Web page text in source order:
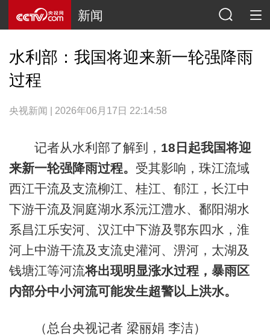
新闻
水利部：我国将迎来新一轮强降雨
过程
央视新闻 | 2026年06月17日 22:14:58
记者从水利部了解到， 18日起我国将迎
来新一轮强降雨过程。 受其影响，珠江流域
西江干流及支流柳江、桂江、郁江，长江中
下游干流及洞庭湖水系沅江澧水、鄱阳湖水
系昌江乐安河、汉江中下游及鄂东四水，淮
河上中游干流及支流史灌河、淠河，太湖及
钱塘江等河流将出现明显涨水过程，暴雨区
内部分中小河流可能发生超警以上洪水。
（总台央视记者 梁丽娟 李洁）